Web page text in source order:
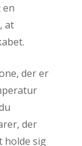
at
der er
der
holde sig